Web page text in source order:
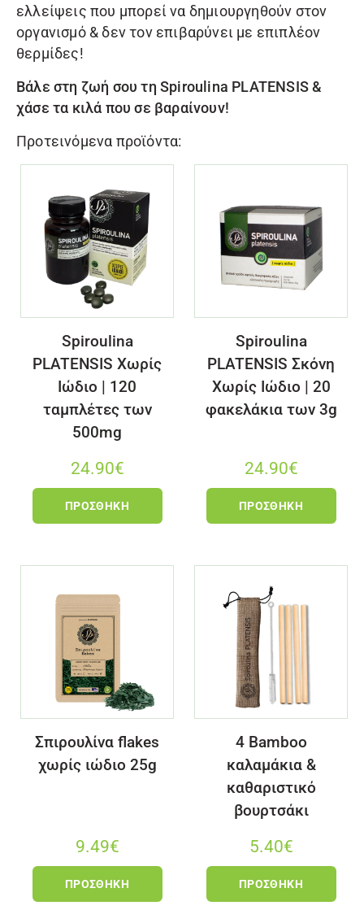
ελλείψεις που μπορεί να δημιουργηθούν στον
οργανισμό & δεν τον επιβαρύνει με επιπλέον
θερμίδες!
Βάλε στη ζωή σου τη Spiroulina PLATENSIS &
χάσε τα κιλά που σε βαραίνουν!
Προτεινόμενα προϊόντα:
Spiroulina
PLATENSIS Χωρίς
Ιώδιο | 120
ταμπλέτες των
500mg
24.90€
ΠΡΟΣΘΉΚΗ
Spiroulina
PLATENSIS Σκόνη
Χωρίς Ιώδιο | 20
φακελάκια των 3g
24.90€
ΠΡΟΣΘΉΚΗ
Σπιρουλίνα flakes
χωρίς ιώδιο 25g
9.49€
ΠΡΟΣΘΉΚΗ
4 Bamboo
καλαμάκια &
καθαριστικό
βουρτσάκι
5.40€
ΠΡΟΣΘΉΚΗ